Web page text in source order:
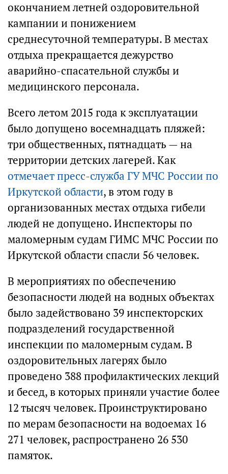
окончанием летней оздоровительной
кампании и понижением
среднесуточной температуры. В местах
отдыха прекращается дежурство
аварийно-спасательной службы и
медицинского персонала.
Всего летом 2015 года к эксплуатации
было допущено восемнадцать пляжей:
три общественных, пятнадцать — на
территории детских лагерей. Как
отмечает пресс-служба ГУ МЧС России по
Иркутской области, в этом году в
организованных местах отдыха гибели
людей не допущено. Инспекторы по
маломерным судам ГИМС МЧС России по
Иркутской области спасли 56 человек.
В мероприятиях по обеспечению
безопасности людей на водных объектах
было задействовано 39 инспекторских
подразделений государственной
инспекции по маломерным судам. В
оздоровительных лагерях было
проведено 388 профилактических лекций
и бесед, в которых приняли участие более
12 тысяч человек. Проинструктировано
по мерам безопасности на водоемах 16
271 человек, распространено 26 530
памяток.